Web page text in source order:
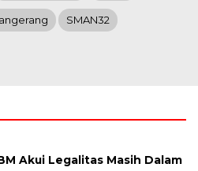
SMAN32
Akui Legalitas Masih Dalam